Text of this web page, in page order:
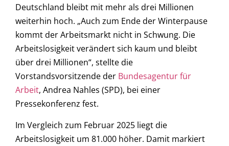
Deutschland bleibt mit mehr als drei Millionen
weiterhin hoch. „Auch zum Ende der Winterpause
kommt der Arbeitsmarkt nicht in Schwung. Die
Arbeitslosigkeit verändert sich kaum und bleibt
über drei Millionen“, stellte die
Vorstandsvorsitzende der Bundesagentur für
Arbeit, Andrea Nahles (SPD), bei einer
Pressekonferenz fest.
Im Vergleich zum Februar 2025 liegt die
Arbeitslosigkeit um 81.000 höher. Damit markiert